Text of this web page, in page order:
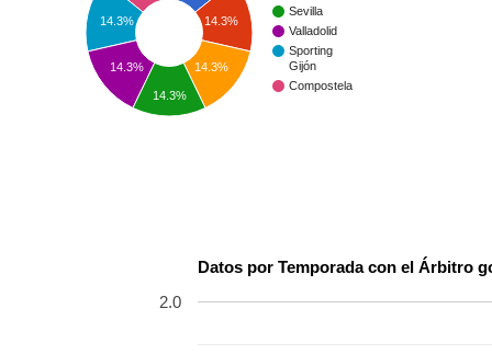
Sevilla
Valladolid
Sporting
Gijón
Compostela
14.3%
14.3%
14.3%
14.3%
14.3%
Datos por Temporada con el Árbitro
2.0